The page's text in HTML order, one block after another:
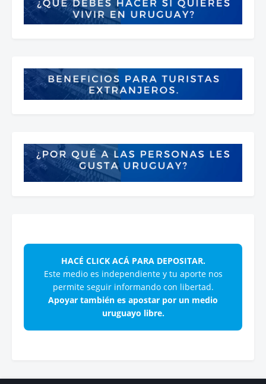
HACÉ CLICK ACÁ PARA DEPOSITAR.
Este medio es independiente y tu aporte nos
permite seguir informando con libertad.
Apoyar también es apostar por un medio
uruguayo libre.